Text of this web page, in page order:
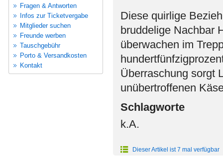
Fragen & Antworten
Infos zur Ticketvergabe
Mitglieder suchen
Freunde werben
Tauschgebühr
Porto & Versandkosten
Kontakt
Diese quirlige
bruddelige Nachbar
überwachen im
Überraschung sorgt
unübertroffenen
Schlagworte
k.A.
Dieser Artikel ist 7 mal verfügbar